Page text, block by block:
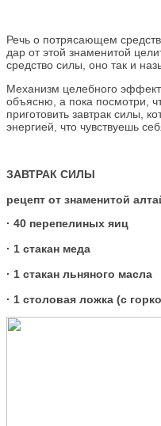
Речь о потрясающем
дар от этой знаменитой
средство силы, оно так и
Механизм целебного
объясню, а пока посмотри,
приготовить завтрак силы,
энергией, что чувствуешь
ЗАВТРАК СИЛЫ
рецепт от знаменитой
· 40 перепелиных яиц
· 1 стакан меда
· 1 стакан льняного масла
· 1 столовая ложка (с